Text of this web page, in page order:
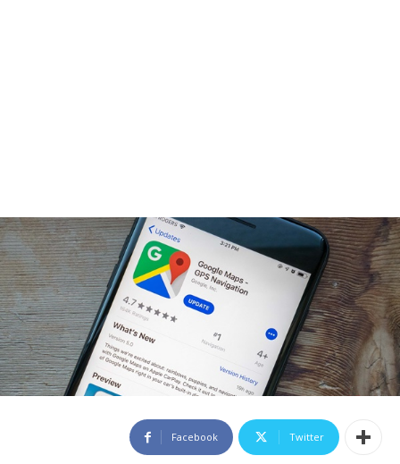
Facebook Twitter